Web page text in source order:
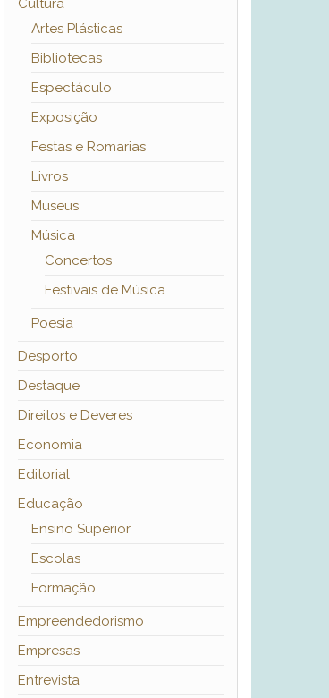
Cultura
Artes Plásticas
Bibliotecas
Espectáculo
Exposição
Festas e Romarias
Livros
Museus
Música
Concertos
Festivais de Música
Poesia
Desporto
Destaque
Direitos e Deveres
Economia
Editorial
Educação
Ensino Superior
Escolas
Formação
Empreendedorismo
Empresas
Entrevista